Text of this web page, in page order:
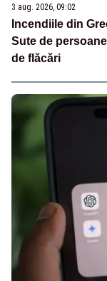
3 aug. 2026, 09:02
Incendiile din
Sute de
de flăcări